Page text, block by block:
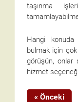
taşınma
Hangi
bulmak için çok
görüşün, onlar
hizmet
« Önceki